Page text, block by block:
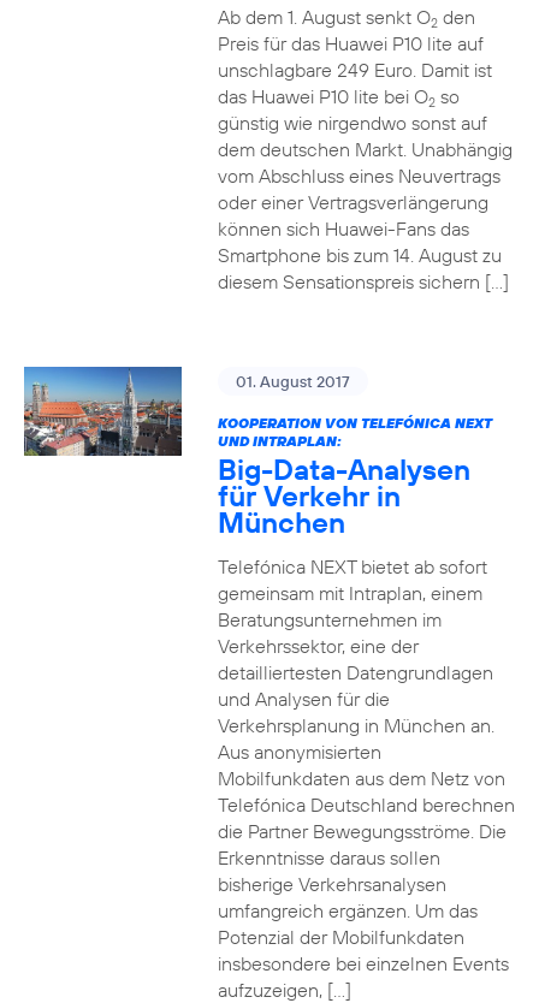
Ab dem 1. August senkt O2den
Preis für das Huawei P10 lite auf
unschlagbare 249 Euro. Damit ist
das Huawei P10 lite bei O2so
günstig wie nirgendwo sonst auf
dem deutschen Markt. Unabhängig
vom Abschluss eines Neuvertrags
oder einer Vertragsverlängerung
können sich Huawei-Fans das
Smartphone bis zum 14. August zu
diesem Sensationspreis sichern […]
01. August 2017
KOOPERATION VON TELEFÓNICA NEXT
UND INTRAPLAN:
Big-Data-Analysen
für Verkehr in
München
Telefónica NEXT bietet ab sofort
gemeinsam mit Intraplan, einem
Beratungsunternehmen im
Verkehrssektor, eine der
detailliertesten Datengrundlagen
und Analysen für die
Verkehrsplanung in München an.
Aus anonymisierten
Mobilfunkdaten aus dem Netz von
Telefónica Deutschland berechnen
die Partner Bewegungsströme. Die
Erkenntnisse daraus sollen
bisherige Verkehrsanalysen
umfangreich ergänzen. Um das
Potenzial der Mobilfunkdaten
insbesondere bei einzelnen Events
aufzuzeigen, […]